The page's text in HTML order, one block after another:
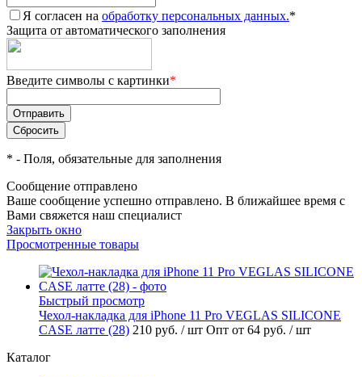
Я согласен на обработку персональных данных.*
Защита от автоматического заполнения
Введите символы с картинки*
* - Поля, обязательные для заполнения
Сообщение отправлено
Ваше сообщение успешно отправлено. В ближайшее время с
Вами свяжется наш специалист
Закрыть окно
Просмотренные товары
Быстрый просмотр
Чехол-накладка для iPhone 11 Pro VEGLAS SILICONE
CASE латте (28) 210 руб. / шт Опт от 64 руб. / шт
Каталог